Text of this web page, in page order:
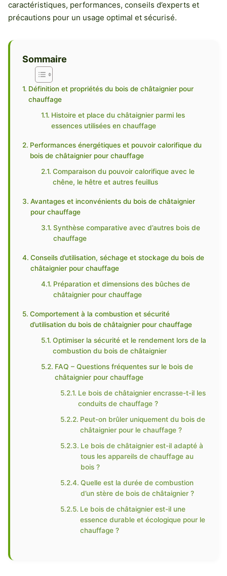
caractéristiques, performances, conseils d’experts et
précautions pour un usage optimal et sécurisé.
Sommaire
Définition et propriétés du bois de châtaignier pour
chauffage
Histoire et place du châtaignier parmi les
essences utilisées en chauffage
Performances énergétiques et pouvoir calorifique du
bois de châtaignier pour chauffage
Comparaison du pouvoir calorifique avec le
chêne, le hêtre et autres feuillus
Avantages et inconvénients du bois de châtaignier
pour chauffage
Synthèse comparative avec d’autres bois de
chauffage
Conseils d’utilisation, séchage et stockage du bois de
châtaignier pour chauffage
Préparation et dimensions des bûches de
châtaignier pour chauffage
Comportement à la combustion et sécurité
d’utilisation du bois de châtaignier pour chauffage
Optimiser la sécurité et le rendement lors de la
combustion du bois de châtaignier
FAQ – Questions fréquentes sur le bois de
châtaignier pour chauffage
Le bois de châtaignier encrasse-t-il les
conduits de chauffage ?
Peut-on brûler uniquement du bois de
châtaignier pour le chauffage ?
Le bois de châtaignier est-il adapté à
tous les appareils de chauffage au
bois ?
Quelle est la durée de combustion
d’un stère de bois de châtaignier ?
Le bois de châtaignier est-il une
essence durable et écologique pour le
chauffage ?